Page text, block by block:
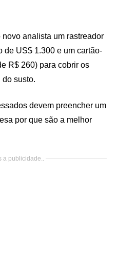
analista um rastreador
de US$ 1.300 e um cartão-
R$ 260) para cobrir os
susto.
devem preencher um
por que são a melhor
a publicidade..